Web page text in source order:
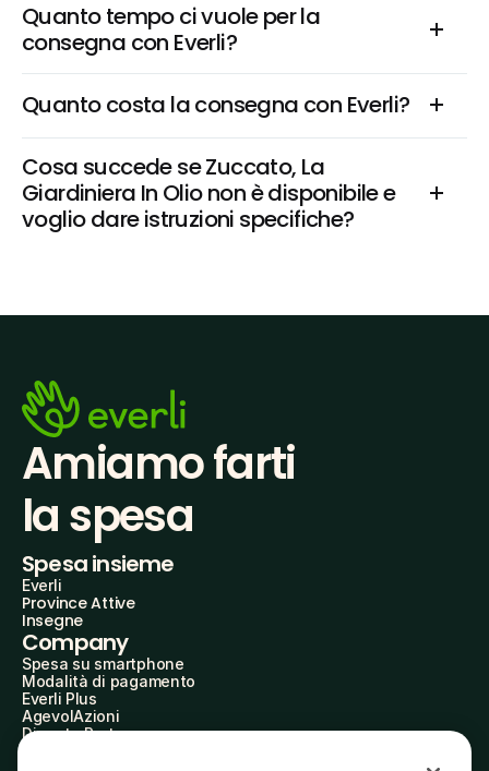
Quanto tempo ci vuole per la
consegna con Everli?
Quanto costa la consegna con Everli?
Cosa succede se Zuccato, La
Giardiniera In Olio non è disponibile e
voglio dare istruzioni specifiche?
Amiamo farti
la spesa
Spesa insieme
Everli
Province Attive
Insegne
Company
Spesa su smartphone
Modalità di pagamento
Everli Plus
AgevolAzioni
Diventa Partner